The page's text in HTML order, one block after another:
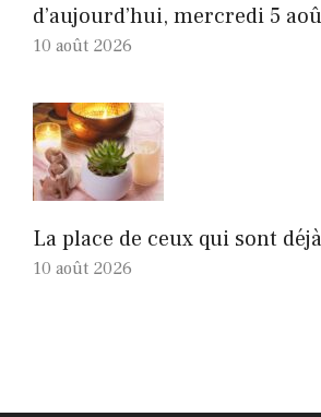
d’aujourd’hui, mercredi 5
10 août 2026
La place de ceux qui sont
10 août 2026